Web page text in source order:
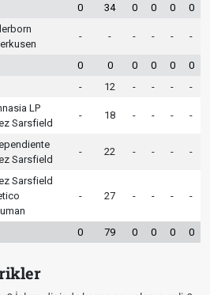
0 34 0 0 0 0
- - - - - -
0 0 0 0 0
0
- 12 - - - -
LP
Sarsfield
- 18 - - - -
Sarsfield
- 22 - - - -
Sarsfield
- 27 - - - -
0 79 0 0 0 0